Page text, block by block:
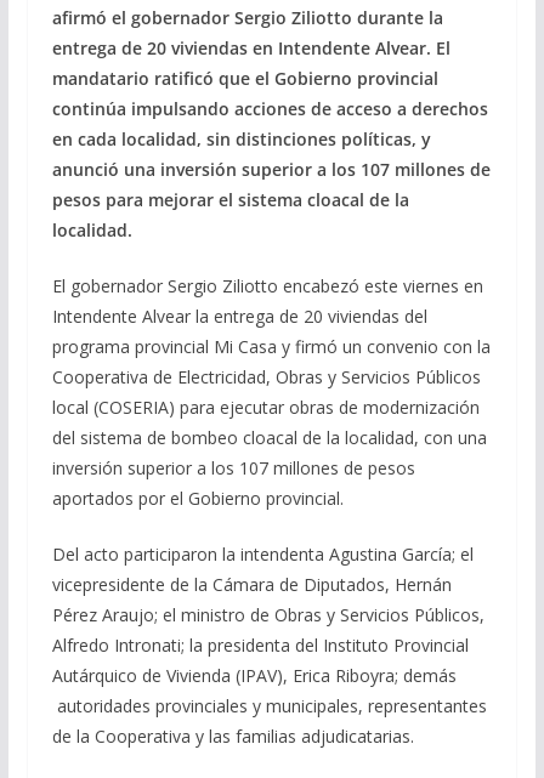
afirmó el gobernador Sergio Ziliotto durante la
entrega de 20 viviendas en Intendente Alvear. El
mandatario ratificó que el Gobierno provincial
continúa impulsando acciones de acceso a derechos
en cada localidad, sin distinciones políticas, y
anunció una inversión superior a los 107 millones de
pesos para mejorar el sistema cloacal de la
localidad.
El gobernador Sergio Ziliotto encabezó este viernes en
Intendente Alvear la entrega de 20 viviendas del
programa provincial Mi Casa y firmó un convenio con la
Cooperativa de Electricidad, Obras y Servicios Públicos
local (COSERIA) para ejecutar obras de modernización
del sistema de bombeo cloacal de la localidad, con una
inversión superior a los 107 millones de pesos
aportados por el Gobierno provincial.
Del acto participaron la intendenta Agustina García; el
vicepresidente de la Cámara de Diputados, Hernán
Pérez Araujo; el ministro de Obras y Servicios Públicos,
Alfredo Intronati; la presidenta del Instituto Provincial
Autárquico de Vivienda (IPAV), Erica Riboyra; demás
autoridades provinciales y municipales, representantes
de la Cooperativa y las familias adjudicatarias.